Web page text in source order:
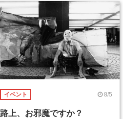
イベント 8/5
路上、お邪魔ですか？